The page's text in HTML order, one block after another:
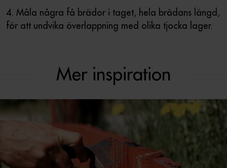
4. Måla några få brädor i taget, hela brädans längd,
för att undvika överlappning med olika tjocka lager.
Mer inspiration